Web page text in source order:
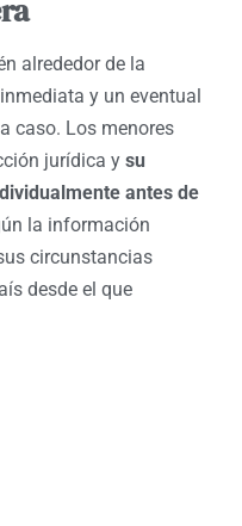
alrededor de la
y un eventual
caso. Los menores
jurídica y su
antes de
la información
circunstancias
desde el que